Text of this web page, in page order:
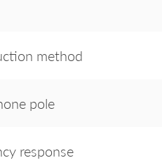
method
pole
response